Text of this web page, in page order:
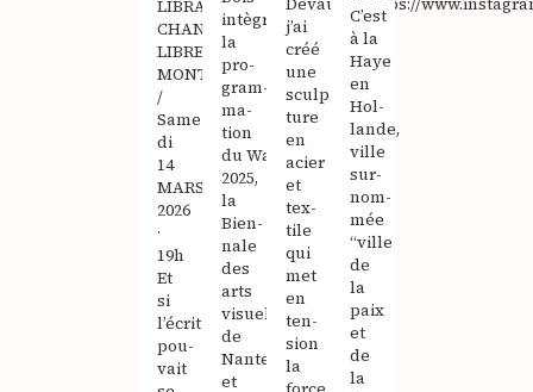
LIBRAIRIE
CHANT
LIBRE,
MONTÉLIMAR
/
Same­
di
14
MARS
2026
·
19h
Et
si
l’écriture
pou­
vait
intègre
la
pro­
gram­
ma­
tion
du Wave
2025,
la
Bien­
nale
des
arts
visuels
de
Nantes
et
Devauze (https://
j’ai
créé
une
sculp­
ture
en
acier
et
tex­
tile
qui
met
en
ten­
sion
la
C’est
à la
Haye
en
Hol­
lande,
ville
sur­
nom­
mée
“ville
de
la
paix
et
de
la